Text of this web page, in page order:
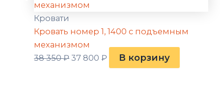
Кровати
Кровать номер 1, 1400 с подъемным
механизмом
38 350₽ 37 800₽ В корзину